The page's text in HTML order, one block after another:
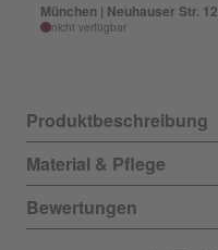
München | Neuhauser Str. 12
nicht verfügbar
Produktbeschreibung
Material & Pflege
Bewertungen